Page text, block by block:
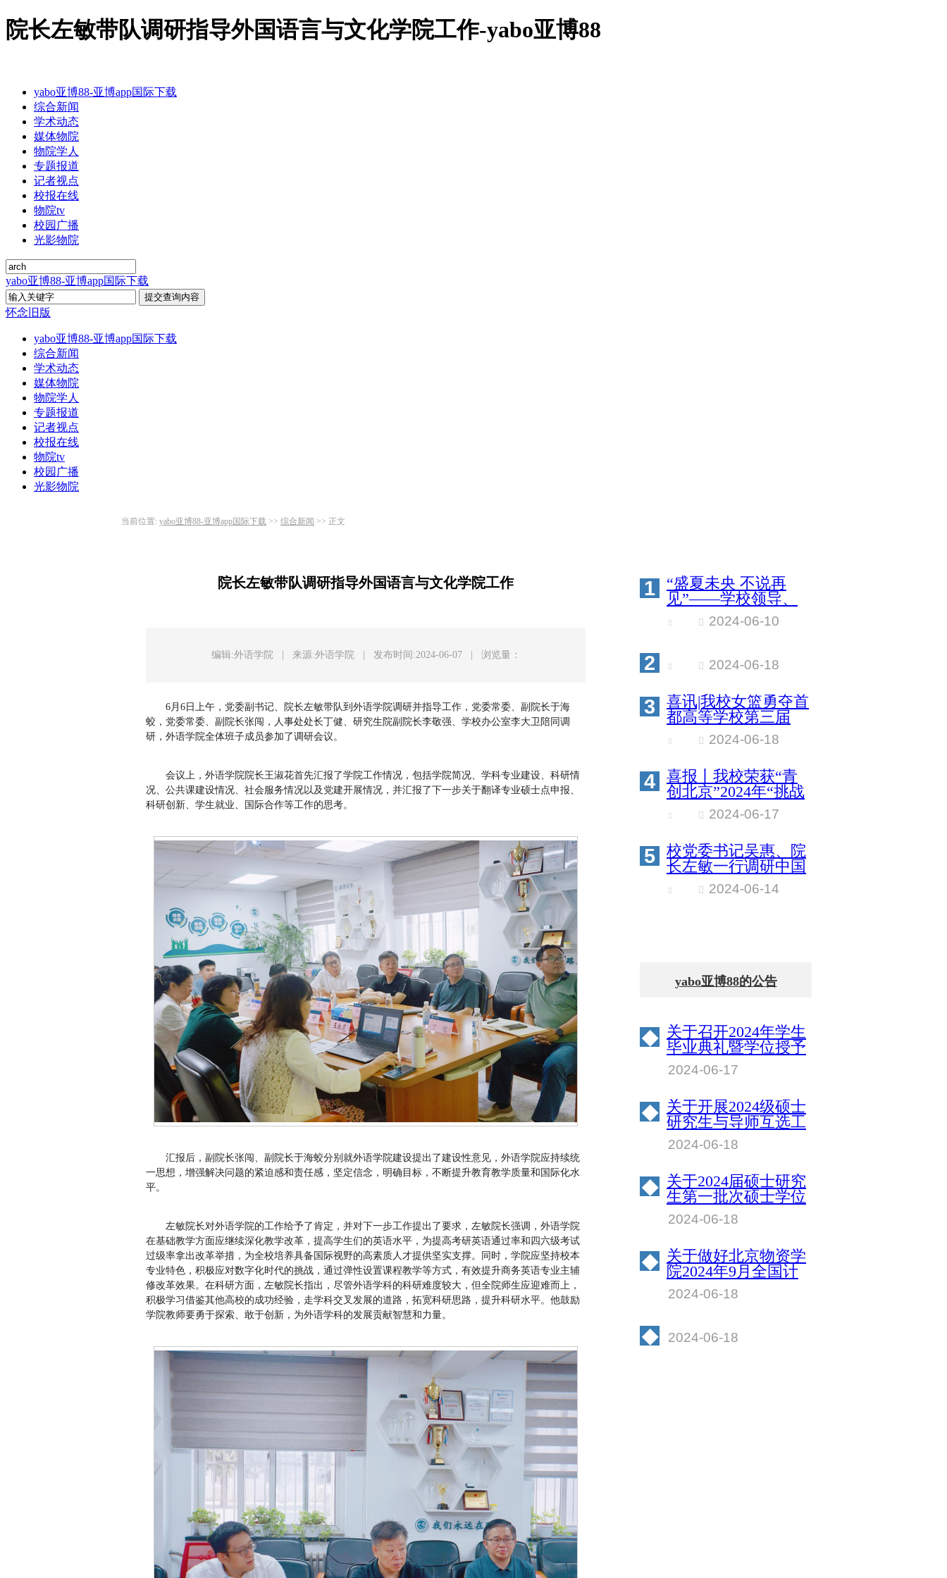
院长左敏带队调研指导外国语言与文化学院工作-yabo亚博88
yabo亚博88-亚博app国际下载
综合新闻
学术动态
媒体物院
物院学人
专题报道
记者视点
校报在线
物院tv
校园广播
光影物院
yabo亚博88-亚博app国际下载
怀念旧版
yabo亚博88-亚博app国际下载
综合新闻
学术动态
媒体物院
物院学人
专题报道
记者视点
校报在线
物院tv
校园广播
光影物院
当前位置: yabo亚博88-亚博app国际下载 >> 综合新闻 >> 正文
院长左敏带队调研指导外国语言与文化学院工作
编辑:外语学院 来源:外语学院 发布时间:2024-06-07 浏览量：
6月6日上午，党委副书记、院长左敏带队到外语学院调研并指导工作，党委常委、副院长于海
蛟，党委常委、副院长张闯，人事处处长丁健、研究生院副院长李敬强、学校办公室李大卫陪同调
研，外语学院全体班子成员参加了调研会议。
会议上，外语学院院长王淑花首先汇报了学院工作情况，包括学院简况、学科专业建设、科研情
况、公共课建设情况、社会服务情况以及党建开展情况，并汇报了下一步关于翻译专业硕士点申报、
科研创新、学生就业、国际合作等工作的思考。
汇报后，副院长张闯、副院长于海蛟分别就外语学院建设提出了建设性意见，外语学院应持续统
一思想，增强解决问题的紧迫感和责任感，坚定信念，明确目标，不断提升教育教学质量和国际化水
平。
左敏院长对外语学院的工作给予了肯定，并对下一步工作提出了要求，左敏院长强调，外语学院
在基础教学方面应继续深化教学改革，提高学生们的英语水平，为提高考研英语通过率和四六级考试
过级率拿出改革举措，为全校培养具备国际视野的高素质人才提供坚实支撑。同时，学院应坚持校本
专业特色，积极应对数字化时代的挑战，通过弹性设置课程教学等方式，有效提升商务英语专业主辅
修改革效果。在科研方面，左敏院长指出，尽管外语学科的科研难度较大，但全院师生应迎难而上，
积极学习借鉴其他高校的成功经验，走学科交叉发展的道路，拓宽科研思路，提升科研水平。他鼓励
学院教师要勇于探索、敢于创新，为外语学科的发展贡献智慧和力量。
1
“盛夏未央 不说再
见”——学校领导、
老师与2024届毕业生
合影留念2024-06-10
2 2024-06-18
3
喜讯|我校女篮勇夺首
都高等学校第三届
3x3篮球联赛乙组冠
军
2024-06-18
4
喜报丨我校荣获“青
创北京”2024年“挑战
杯”首都大学生创业
计划竞赛优胜杯
2024-06-17
5
校党委书记吴惠、院
长左敏一行调研中国
物流与采购联合会
2024-06-14
yabo亚博88的公告
◆ 关于召开2024年学生
毕业典礼暨学位授予
仪式的通知
2024-06-17
◆ 关于开展2024级硕士
研究生与导师互选工
作的通知
2024-06-18
◆ 关于2024届硕士研究
生第一批次硕士学位
授予名单的公告
2024-06-18
◆ 关于做好北京物资学
院2024年9月全国计
算机等级考试
（ncre）报名工作的
2024-06-18
◆ 2024-06-18